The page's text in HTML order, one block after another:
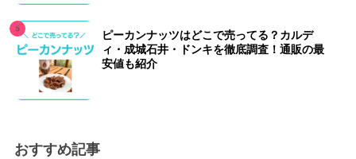
ピーカンナッツはどこで売ってる？カルデ
ィ・成城石井・ドンキを徹底調査！通販の最
安値も紹介
おすすめ記事